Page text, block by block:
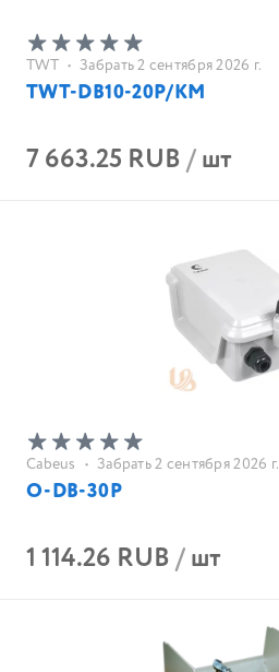
TWT • Забрать 2 сентября 2026 г.
TWT-DB10-20P/KМ
7 663.25 RUB/шт
Cabeus • Забрать 2 сентября 2026 г.
O-DB-30P
1 114.26 RUB/шт